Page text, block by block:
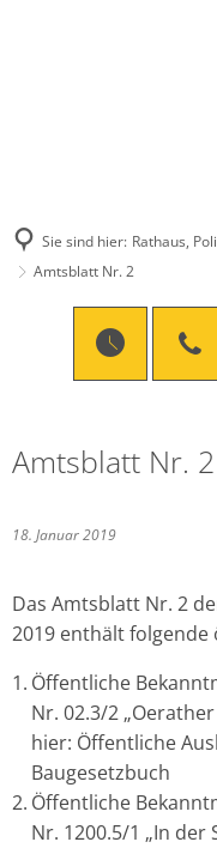
Sie sind hier: Rathaus,
Amtsblatt Nr. 2
Amtsblatt Nr. 2
18. Januar 2019
Das Amtsblatt Nr. 2
2019 enthält
Öffentliche
Nr. 02.3/2
hier: Öffentliche
Baugesetzbuch
Öffentliche
Nr. 1200.5/1 „In der